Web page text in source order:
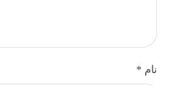
نام *